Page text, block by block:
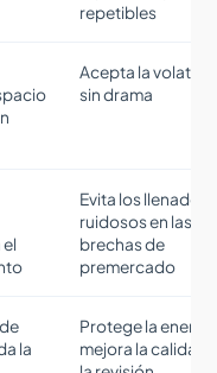
repetibles
Acepta la
sin drama
Evita los llenados
ruidosos en las
brechas de
premercado
la
Protege la
mejora la calidad